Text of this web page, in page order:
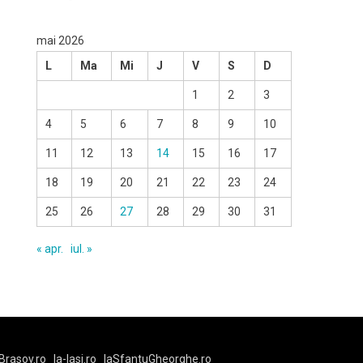
mai 2026
L
Ma Mi J V S D
1 2 3
4 5 6 7 8 9 10
11 12 13 14 15 16 17
18 19 20 21 22 23 24
25 26 27 28 29 30 31
« apr. iul. »
la-Iasi.ro laSfantuGheorghe.ro